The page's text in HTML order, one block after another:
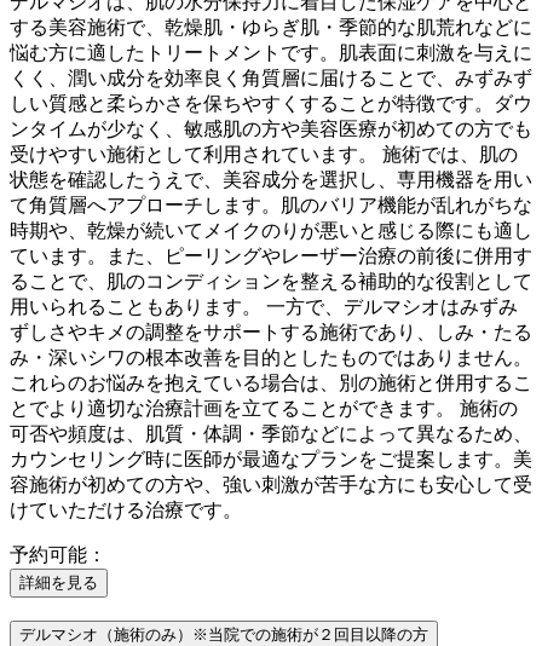
する美容施術で、乾燥肌・ゆらぎ肌・季節的な肌荒れなどに
悩む方に適したトリートメントです。肌表面に刺激を与えに
くく、潤い成分を効率良く角質層に届けることで、みずみず
しい質感と柔らかさを保ちやすくすることが特徴です。ダウ
ンタイムが少なく、敏感肌の方や美容医療が初めての方でも
受けやすい施術として利用されています。 施術では、肌の
状態を確認したうえで、美容成分を選択し、専用機器を用い
て角質層へアプローチします。肌のバリア機能が乱れがちな
時期や、乾燥が続いてメイクのりが悪いと感じる際にも適し
ています。また、ピーリングやレーザー治療の前後に併用す
ることで、肌のコンディションを整える補助的な役割として
用いられることもあります。 一方で、デルマシオはみずみ
ずしさやキメの調整をサポートする施術であり、しみ・たる
み・深いシワの根本改善を目的としたものではありません。
これらのお悩みを抱えている場合は、別の施術と併用するこ
とでより適切な治療計画を立てることができます。 施術の
可否や頻度は、肌質・体調・季節などによって異なるため、
カウンセリング時に医師が最適なプランをご提案します。美
容施術が初めての方や、強い刺激が苦手な方にも安心して受
けていただける治療です。
予約可能：
詳細を見る
デルマシオ（施術のみ）※当院での施術が２回目以降の方